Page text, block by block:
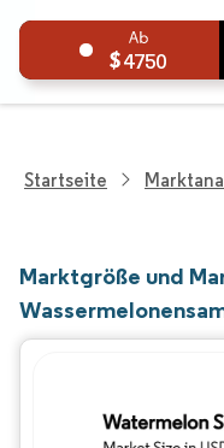
4750
Startseite
Marktgröße und